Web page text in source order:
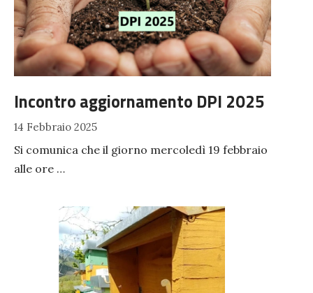
Incontro aggiornamento DPI 2025
14 Febbraio 2025
Si comunica che il giorno mercoledì 19 febbraio
alle ore …